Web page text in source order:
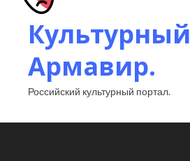
Культурный
Армавир.
Российский культурный портал.